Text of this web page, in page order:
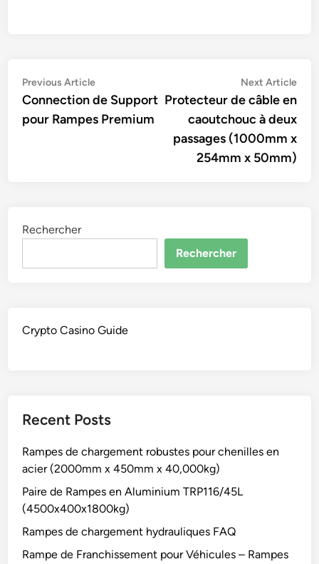
Navigation
de
l’article
Previous ArticlePrevious
article:
Connection de Support
pour Rampes Premium
Next Article
Protecteur de câble en
caoutchouc à deux
passages (1000mm x
254mm x 50mm)
Rechercher
Rechercher
Crypto Casino Guide
Recent Posts
Rampes de chargement robustes pour chenilles en
acier (2000mm x 450mm x 40,000kg)
Paire de Rampes en Aluminium TRP116/45L
(4500x400x1800kg)
Rampes de chargement hydrauliques FAQ
Rampe de Franchissement pour Véhicules – Rampes